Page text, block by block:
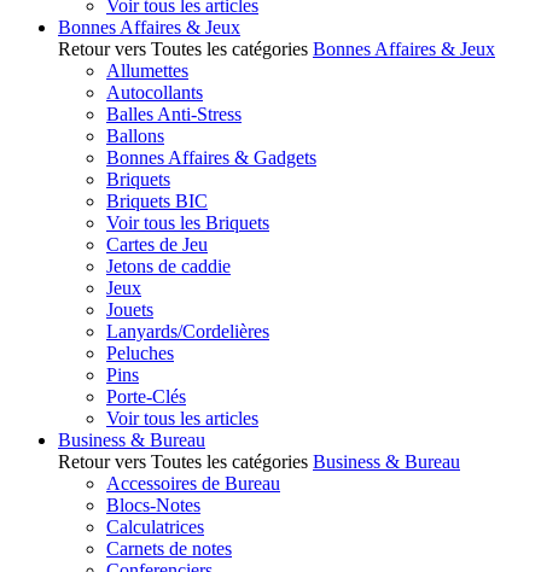
Voir tous les articles
Bonnes Affaires & Jeux
Retour vers Toutes les catégories Bonnes Affaires & Jeux
Allumettes
Autocollants
Balles Anti-Stress
Ballons
Bonnes Affaires & Gadgets
Briquets
Briquets BIC
Voir tous les Briquets
Cartes de Jeu
Jetons de caddie
Jeux
Jouets
Lanyards/Cordelières
Peluches
Pins
Porte-Clés
Voir tous les articles
Business & Bureau
Retour vers Toutes les catégories Business & Bureau
Accessoires de Bureau
Blocs-Notes
Calculatrices
Carnets de notes